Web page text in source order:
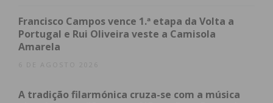
potencial na moda e que tenho capacidades
inclusive, para participar em muitos concursos e
sair vencedora. Mais do que um incentivo, mais do
que a visibilidade proporcionada, ajudou-me a
Francisco Campos vence 1.ª etapa da Volta a
Portugal e Rui Oliveira veste a Camisola
Amarela
6 DE AGOSTO 2026
A tradição filarmónica cruza-se com a música